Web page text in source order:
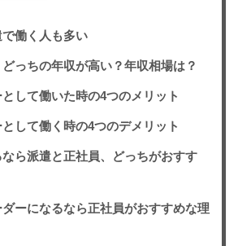
働く人も多い
っちの年収が高い？年収相場は？
して働いた時の4つのメリット
して働く時の4つのデメリット
ら派遣と正社員、どっちがおすす
ーになるなら正社員がおすすめな理